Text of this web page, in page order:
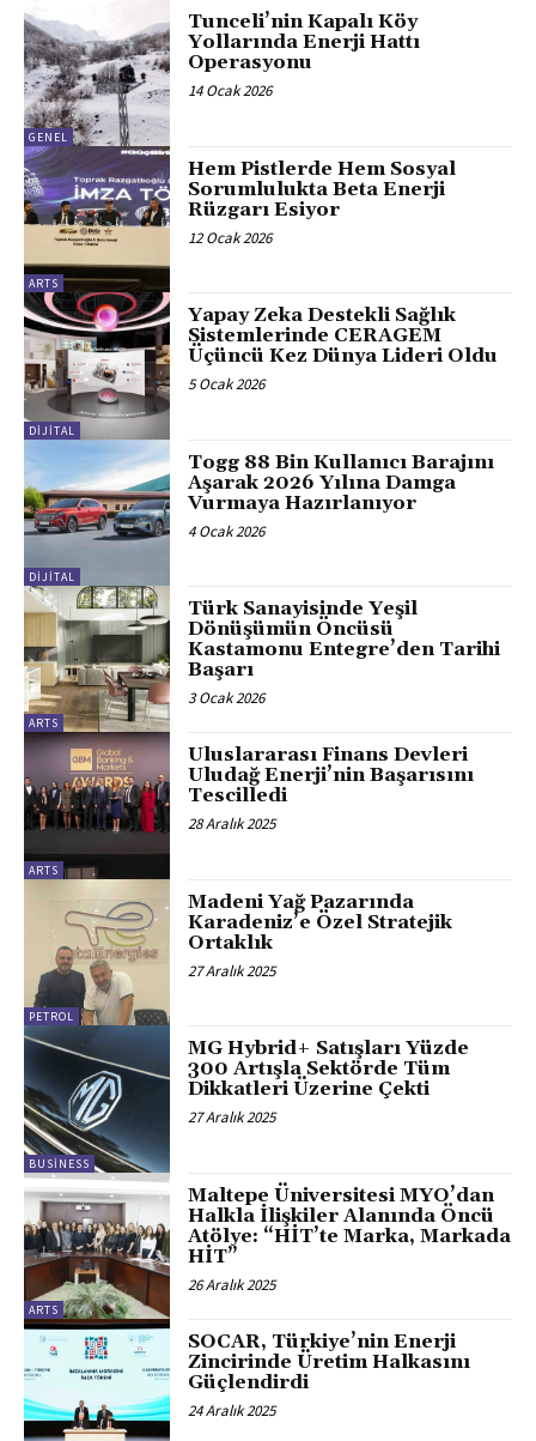
GENEL
Tunceli’nin Kapalı Köy
Yollarında Enerji Hattı
Operasyonu
14 Ocak 2026
ARTS
Hem Pistlerde Hem Sosyal
Sorumlulukta Beta Enerji
Rüzgarı Esiyor
12 Ocak 2026
DİJİTAL
Yapay Zeka Destekli Sağlık
Sistemlerinde CERAGEM
Üçüncü Kez Dünya Lideri Oldu
5 Ocak 2026
DİJİTAL
Togg 88 Bin Kullanıcı Barajını
Aşarak 2026 Yılına Damga
Vurmaya Hazırlanıyor
4 Ocak 2026
ARTS
Türk Sanayisinde Yeşil
Dönüşümün Öncüsü
Kastamonu Entegre’den Tarihi
Başarı
3 Ocak 2026
ARTS
Uluslararası Finans Devleri
Uludağ Enerji’nin Başarısını
Tescilledi
28 Aralık 2025
PETROL
Madeni Yağ Pazarında
Karadeniz’e Özel Stratejik
Ortaklık
27 Aralık 2025
BUSINESS
MG Hybrid+ Satışları Yüzde
300 Artışla Sektörde Tüm
Dikkatleri Üzerine Çekti
27 Aralık 2025
ARTS
Maltepe Üniversitesi MYO’dan
Halkla İlişkiler Alanında Öncü
Atölye: “HİT’te Marka, Markada
HİT”
26 Aralık 2025
SOCAR, Türkiye’nin Enerji
Zincirinde Üretim Halkasını
Güçlendirdi
24 Aralık 2025